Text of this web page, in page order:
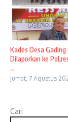
Kades Desa
Dilaporkan ke
...
Jumat, 7 Agustus
Cari